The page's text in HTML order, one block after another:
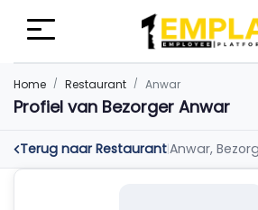
Home Restaurant Anwar
Profiel van Bezorger Anwar
Terug naar Restaurant|Anwar,